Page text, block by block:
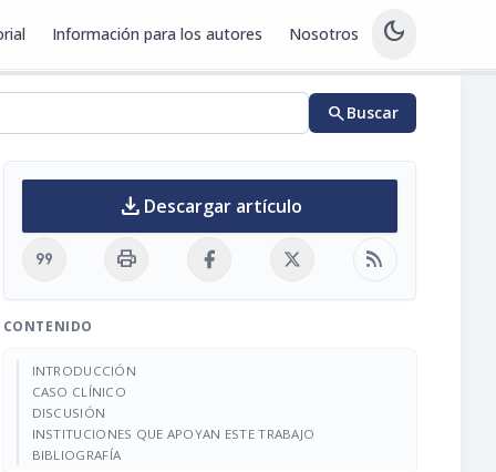
Información para los autores Nosotros dark_mode
searchBuscar
download Descargar artículo
format_quote print rss_feed
CONTENIDO
INTRODUCCIÓN
CASO CLÍNICO
DISCUSIÓN
INSTITUCIONES QUE APOYAN ESTE TRABAJO
BIBLIOGRAFÍA